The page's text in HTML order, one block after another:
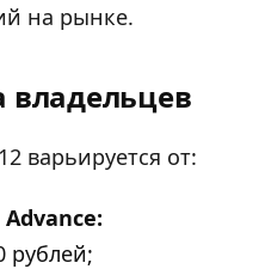
на рынке.
варьируется от:
рублей;